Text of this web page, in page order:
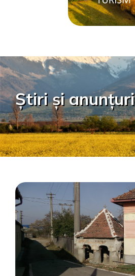
Știri și anunțuri